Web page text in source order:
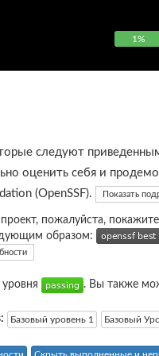
1%
следуют
оценить себя и
(OpenSSF).
Показать
пожалуйста,
образом:
. Вы также
Базовый уровень 1 Базовый